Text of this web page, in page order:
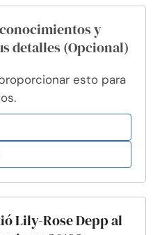
y
detalles (Opcional)
esto para
Lily-Rose Depp al